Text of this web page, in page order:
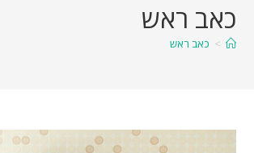
כאב ראש
> כאב ראש